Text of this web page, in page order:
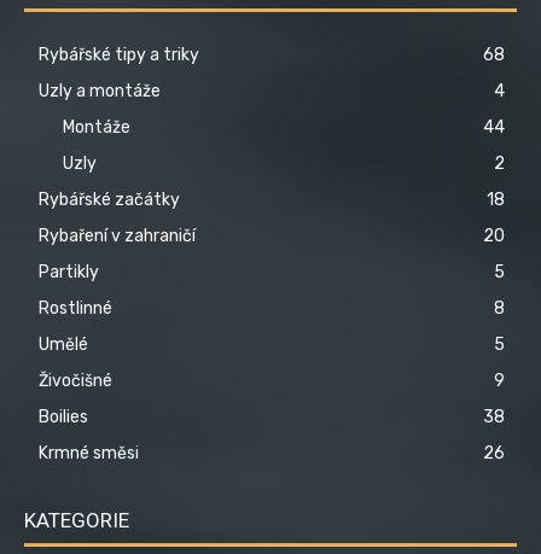
Rybářské tipy a triky
68
Uzly a montáže
4
Montáže
44
Uzly
2
Rybářské začátky
18
Rybaření v zahraničí
20
Partikly
5
Rostlinné
8
Umělé
5
Živočišné
9
Boilies
38
Krmné směsi
26
KATEGORIE